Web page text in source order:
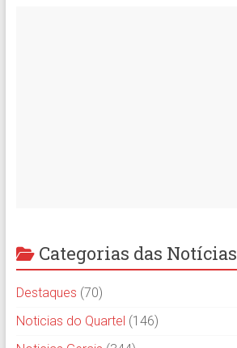
Categorias das Notícias
Destaques (70)
Noticias do Quartel (146)